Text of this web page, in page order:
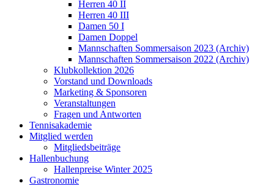
Herren 40 II
Herren 40 III
Damen 50 I
Damen Doppel
Mannschaften Sommersaison 2023 (Archiv)
Mannschaften Sommersaison 2022 (Archiv)
Klubkollektion 2026
Vorstand und Downloads
Marketing & Sponsoren
Veranstaltungen
Fragen und Antworten
Tennisakademie
Mitglied werden
Mitgliedsbeiträge
Hallenbuchung
Hallenpreise Winter 2025
Gastronomie